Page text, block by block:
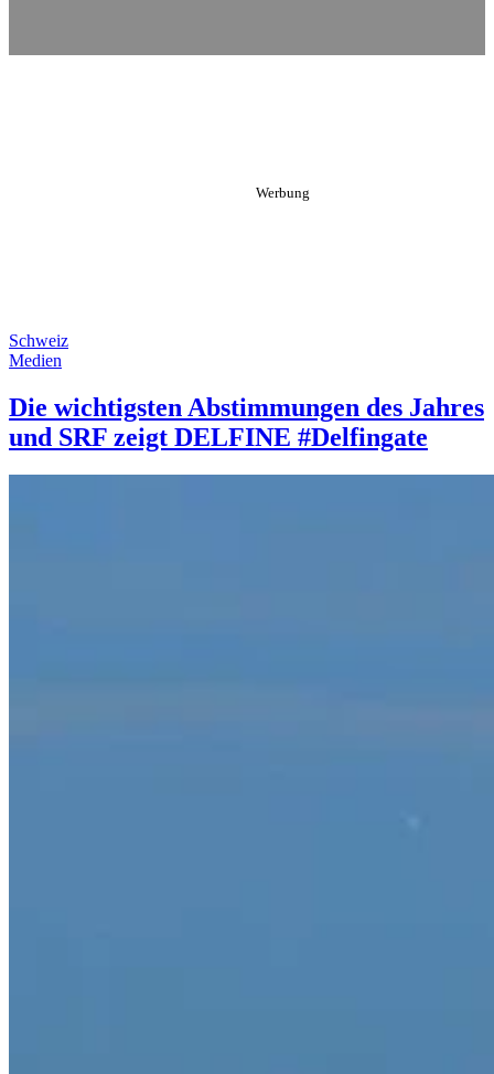
Schweiz
Medien
Die wichtigsten Abstimmungen des Jahres
und SRF zeigt DELFINE #Delfingate